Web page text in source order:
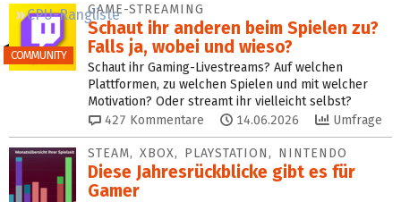
CPU-Rangliste
COMMUNITY
GAME-STREAMING
Schaut ihr anderen beim Spielen zu?
Falls ja, wobei und wieso?
Schaut ihr Gaming-Livestreams? Auf welchen
Plattformen, zu welchen Spielen und mit welcher
Motivation? Oder streamt ihr vielleicht selbst?
427 Kommentare 14.06.2026 Umfrage
STEAM, XBOX, PLAYSTATION, NINTENDO
Diese Jahresrückblicke gibt es für
Gamer